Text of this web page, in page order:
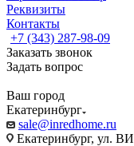
Реквизиты
Контакты
+7 (343) 287-98-09
Заказать звонок
Задать вопрос
Ваш город
Екатеринбург
sale@inredhome.ru
Екатеринбург, ул.